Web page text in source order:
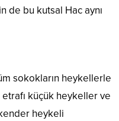
de bu kutsal Hac aynı
sokokların heykellerle
etrafı küçük heykeller ve
heykeli